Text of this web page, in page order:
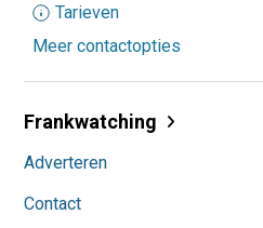
Tarieven
Meer contactopties
Frankwatching
Adverteren
Contact